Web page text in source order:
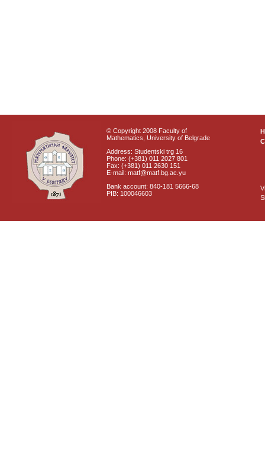
© Copyright 2008 Faculty of
Mathematics, University of Belgrade
Address: Studentski trg 16
Phone: (+381) 011 2027 801
Fax: (+381) 011 2630 151
E-mail: matf@matf.bg.ac.yu
Bank account: 840-181 5666-68
PIB: 100046603